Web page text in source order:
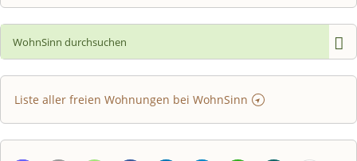
Liste aller freien Wohnungen bei WohnSinn